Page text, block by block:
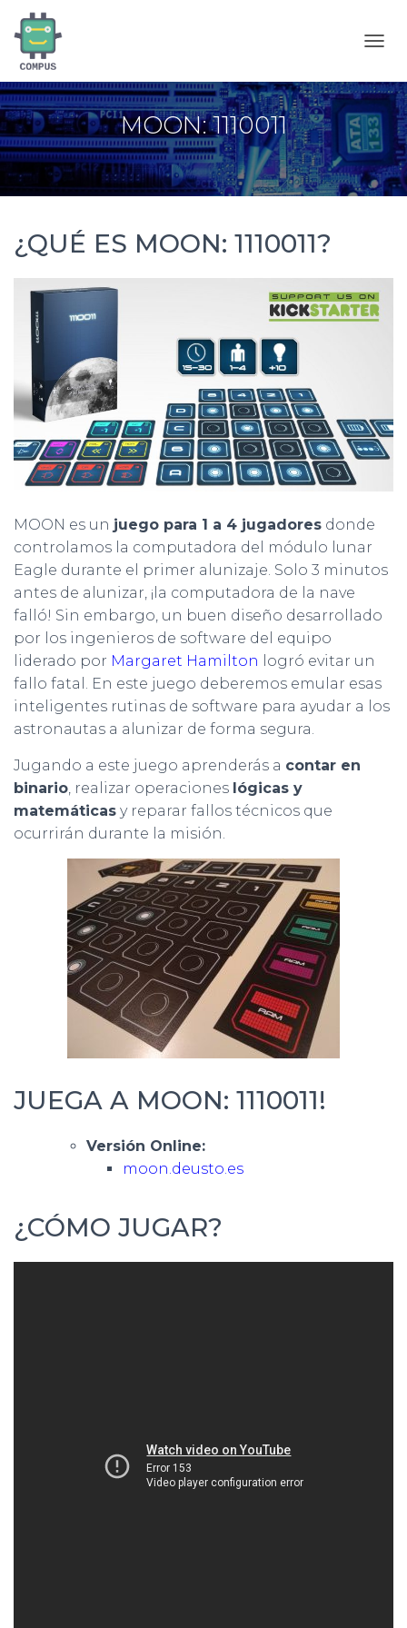
M
B
I
A
R
M
O
N
A
V
Ó
N
MOON: 1110011
¿QUÉ ES MOON: 1110011?
MOON es un juego para 1 a 4 jugadores donde
controlamos la computadora del módulo lunar
Eagle durante el primer alunizaje. Solo 3 minutos
antes de alunizar, ¡la computadora de la nave
falló! Sin embargo, un buen diseño desarrollado
por los ingenieros de software del equipo
liderado por Margaret Hamilton
logró evitar un
fallo fatal. En este juego deberemos emular esas
inteligentes rutinas de software para ayudar a los
astronautas a alunizar de forma segura.
Jugando a este juego aprenderás a contar en
binario, realizar operaciones lógicas y
matemáticas y reparar fallos técnicos que
ocurrirán durante la misión.
JUEGA A MOON: 1110011!
Versión Online:
moon.deusto.es
¿CÓMO JUGAR?